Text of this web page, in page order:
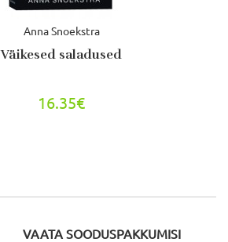
Anna Snoekstra
Väikesed saladused
16.35€
VAATA SOODUSPAKKUMISI